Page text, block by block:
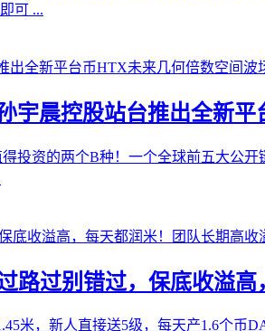
可 ...
宇晨控股站台推出全新
投资的两个B种！一个全球前五大公
路过别错过，保底收溢高
米，新人直接送5级，每天产1.6个